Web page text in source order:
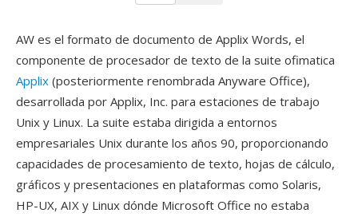
AW es el formato de documento de Applix Words, el
componente de procesador de texto de la suite ofimatica
Applix (posteriormente renombrada Anyware Office),
desarrollada por Applix, Inc. para estaciones de trabajo
Unix y Linux. La suite estaba dirigida a entornos
empresariales Unix durante los años 90, proporcionando
capacidades de procesamiento de texto, hojas de cálculo,
gráficos y presentaciones en plataformas como Solaris,
HP-UX, AIX y Linux dónde Microsoft Office no estaba